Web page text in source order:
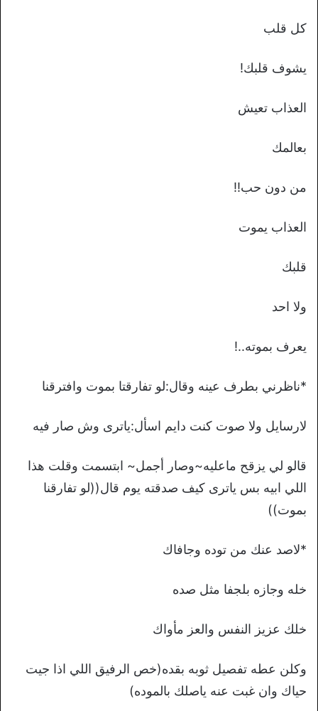
كل قلب
يشوف قلبك!
العذاب تعيش
بعالمك
من دون حب!!
العذاب يموت
قلبك
ولا احد
يعرف بموته..!
*ناظرني بطرف عينه وقال:لو تفارقتا بموت وافترقنا
لارسايل ولا صوت كنت دايم اسأل:ياترى وش صار فيه
قالو لي يزقح ماعليه~وصار أجمل~ ابتسمت وقلت هذا
اللي ابيه بس ياترى كيف صدقته يوم قال((لو تفارقنا
بموت))
*لاصد عنك من توده وجافاك
خله وجازه بلجفا مثل صده
خلك عزيز النفس والعز مأواك
وكلن عطه تفصيل ثوبه بقده(خص الرفيق اللي اذا جيت
حياك وان غبت عنه ياصلك بالموده)